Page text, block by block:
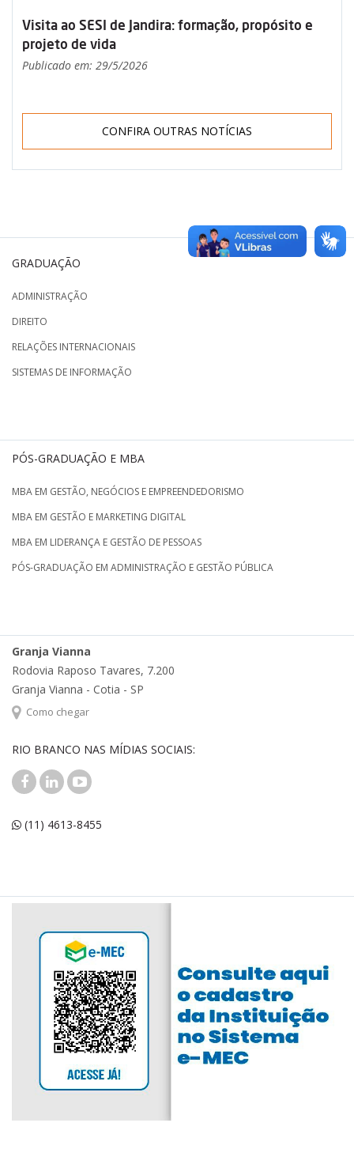
Visita ao SESI de Jandira: formação, propósito e
projeto de vida
Publicado em: 29/5/2026
CONFIRA OUTRAS NOTÍCIAS
GRADUAÇÃO
ADMINISTRAÇÃO
DIREITO
RELAÇÕES INTERNACIONAIS
SISTEMAS DE INFORMAÇÃO
PÓS-GRADUAÇÃO E MBA
MBA EM GESTÃO, NEGÓCIOS E EMPREENDEDORISMO
MBA EM GESTÃO E MARKETING DIGITAL
MBA EM LIDERANÇA E GESTÃO DE PESSOAS
PÓS-GRADUAÇÃO EM ADMINISTRAÇÃO E GESTÃO PÚBLICA
Granja Vianna
Rodovia Raposo Tavares, 7.200
Granja Vianna - Cotia - SP
Como chegar
RIO BRANCO NAS MÍDIAS SOCIAIS:
(11) 4613-8455